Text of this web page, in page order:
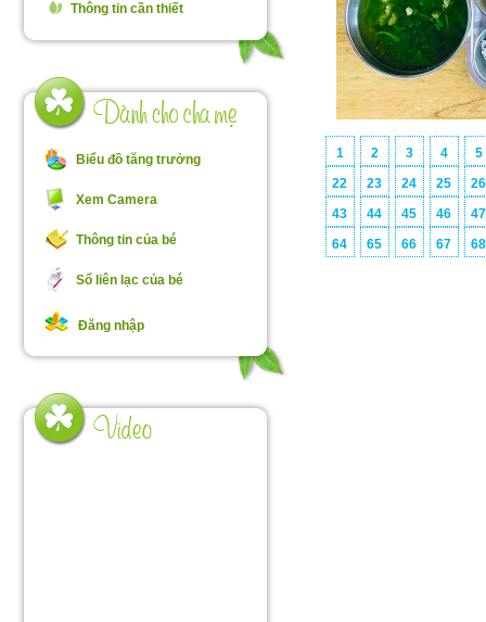
Thông tin cần thiết
Biểu đồ tăng trưởng
Xem Camera
Thông tin của bé
Sổ liên lạc của bé
Đăng nhập
1 2 3 4
5
22
23 24 25
26
43
44 45 46
47
64
65 66 67 68